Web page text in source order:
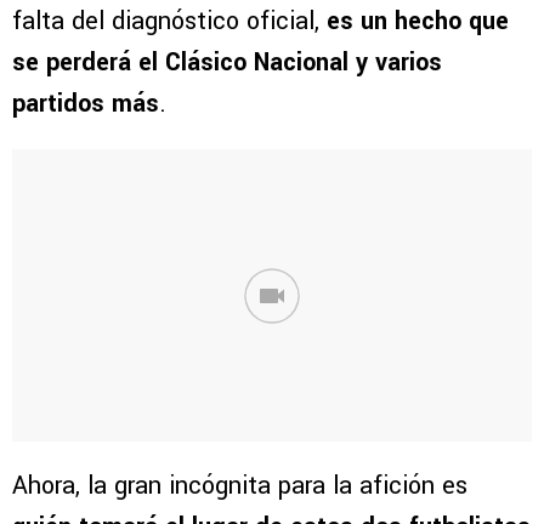
falta del diagnóstico oficial, es un hecho que
se perderá el Clásico Nacional y varios
partidos más.
Ahora, la gran incógnita para la afición es